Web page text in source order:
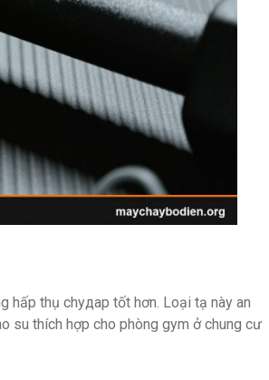
hấp thụ chудар tốt hơn. Loại tạ này an
su thích hợp cho phòng gym ở chung cư